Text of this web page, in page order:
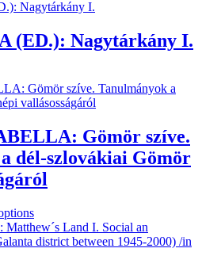
(ED.): Nagytárkány I.
Gömör szíve.
dél-szlovákiai Gömör
This
product
has